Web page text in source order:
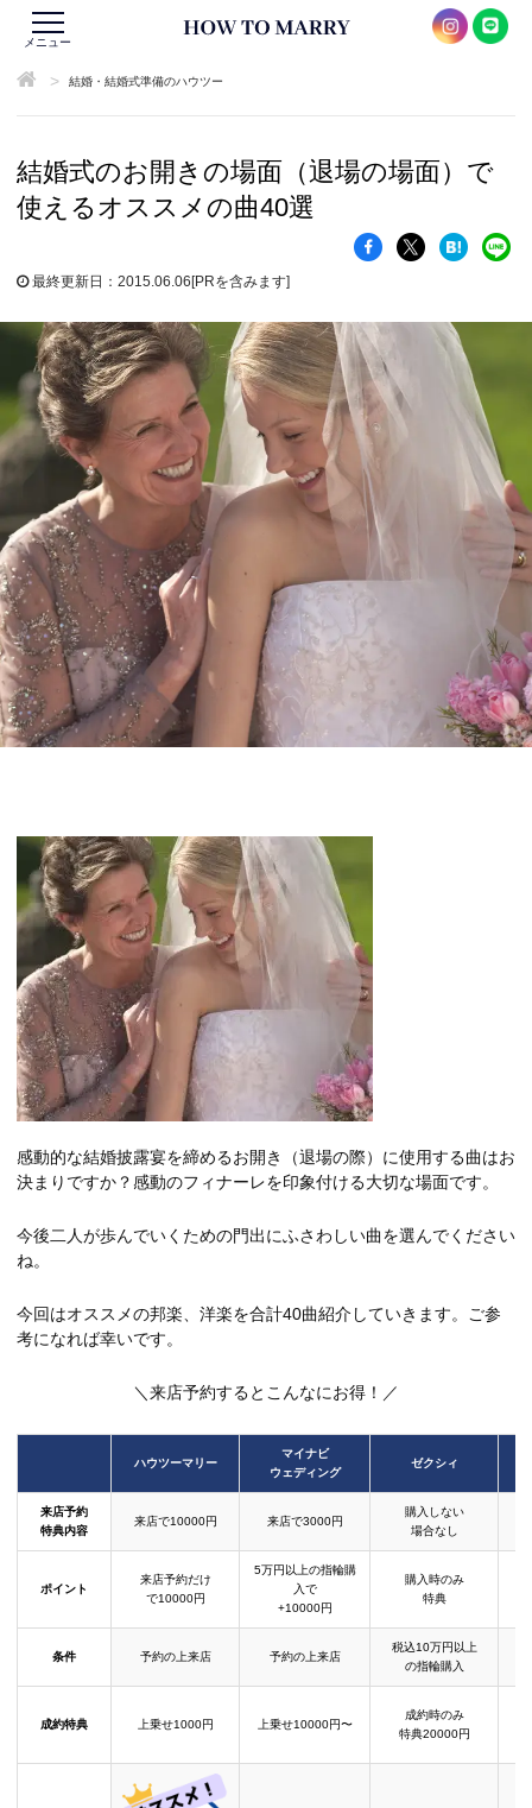
メニュー
> 結婚・結婚式準備のハウツー
結婚式のお開きの場面（退場の場面）で
使えるオススメの曲40選
最終更新日：2015.06.06[PRを含みます]
感動的な結婚披露宴を締めるお開き（退場の際）に使用する曲はお
決まりですか？感動のフィナーレを印象付ける大切な場面です。
今後二人が歩んでいくための門出にふさわしい曲を選んでください
ね。
今回はオススメの邦楽、洋楽を合計40曲紹介していきます。ご参
考になれば幸いです。
＼来店予約するとこんなにお得！／
ハウツーマリー
マイナビ
ウェディング
ゼクシィ
来店予約
特典内容
来店で10000円 来店で3000円
購入しない
場合なし
ポイント
来店予約だけ
で10000円
5万円以上の指輪購
入で
+10000円
購入時のみ
特典
条件 予約の上来店 予約の上来店
税込10万円以上
の指輪購入
成約特典 上乗せ1000円 上乗せ10000円〜
成約時のみ
特典20000円